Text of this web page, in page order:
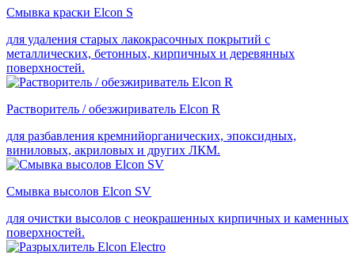
Смывка краски Elcon S
для удаления старых лакокрасочных покрытий с
металлических, бетонных, кирпичных и деревянных
поверхностей.
Растворитель / обезжириватель Elcon R
для разбавления кремнийорганических, эпоксидных,
виниловых, акриловых и других ЛКМ.
Смывка высолов Elcon SV
для очистки высолов с неокрашенных кирпичных и каменных
поверхностей.